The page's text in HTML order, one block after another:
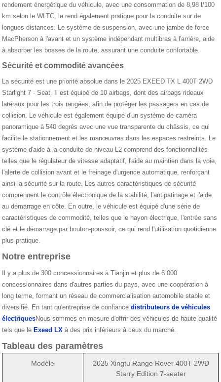
rendement énergétique du véhicule, avec une consommation de 8,98 l/100
km selon le WLTC, le rend également pratique pour la conduite sur de
longues distances. Le système de suspension, avec une jambe de force
MacPherson à l'avant et un système indépendant multibras à l'arrière, aide
à absorber les bosses de la route, assurant une conduite confortable.
Sécurité et commodité avancées
La sécurité est une priorité absolue dans le 2025 EXEED TX L 400T 2WD
Starlight 7 - Seat. Il est équipé de 10 airbags, dont des airbags rideaux
latéraux pour les trois rangées, afin de protéger les passagers en cas de
collision. Le véhicule est également équipé d'un système de caméra
panoramique à 540 degrés avec une vue transparente du châssis, ce qui
facilite le stationnement et les manœuvres dans les espaces restreints. Le
système d'aide à la conduite de niveau L2 comprend des fonctionnalités
telles que le régulateur de vitesse adaptatif, l'aide au maintien dans la voie,
l'alerte de collision avant et le freinage d'urgence automatique, renforçant
ainsi la sécurité sur la route. Les autres caractéristiques de sécurité
comprennent le contrôle électronique de la stabilité, l'antipatinage et l'aide
au démarrage en côte. En outre, le véhicule est équipé d'une série de
caractéristiques de commodité, telles que le hayon électrique, l'entrée sans
clé et le démarrage par bouton-poussoir, ce qui rend l'utilisation quotidienne
plus pratique.
Notre entreprise
Il y a plus de 300 concessionnaires à Tianjin et plus de 6 000
concessionnaires dans d'autres parties du pays, avec une coopération à
long terme, formant un réseau de commercialisation automobile stable et
diversifié. En tant qu'entreprise de confiancedistributeurs de véhicules
électriquesNous sommes en mesure d'offrir des véhicules de haute qualité
tels que le Exeed LX à des prix inférieurs à ceux du marché.
Tableau des paramètres
Modèle
2025 Xingtu Range Rover 400T 2WD
Starry Edition 7-seater